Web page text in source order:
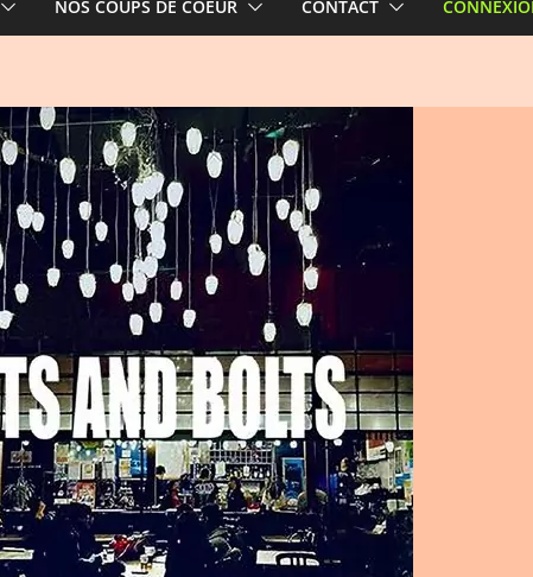
NOS COUPS DE COEUR CONTACT